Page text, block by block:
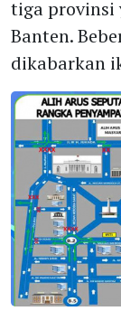
tiga provinsi
Banten.
dikabarkan